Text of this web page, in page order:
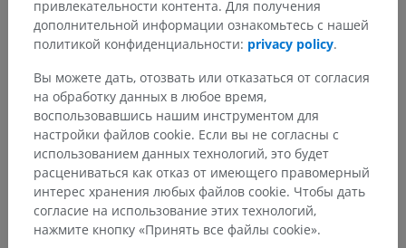
Анатомия человека 1
Системная анатомия> Нервная система>
Ромбовидный мозг
Основные структуры:
Внешнее строение
Внутреннее строение
Продолговатый мозг; бульбус
Задний мозг; мост и мозжечок
Медиальная петля
привлекательности контента. Для получения
дополнительной информации ознакомьтесь с нашей
политикой конфиденциальности: privacy policy.
Вы можете дать, отозвать или отказаться от согласия
на обработку данных в любое время,
воспользовавшись нашим инструментом для
настройки файлов cookie. Если вы не согласны с
использованием данных технологий, это будет
расцениваться как отказ от имеющего правомерный
интерес хранения любых файлов cookie. Чтобы дать
согласие на использование этих технологий,
нажмите кнопку «Принять все файлы cookie».